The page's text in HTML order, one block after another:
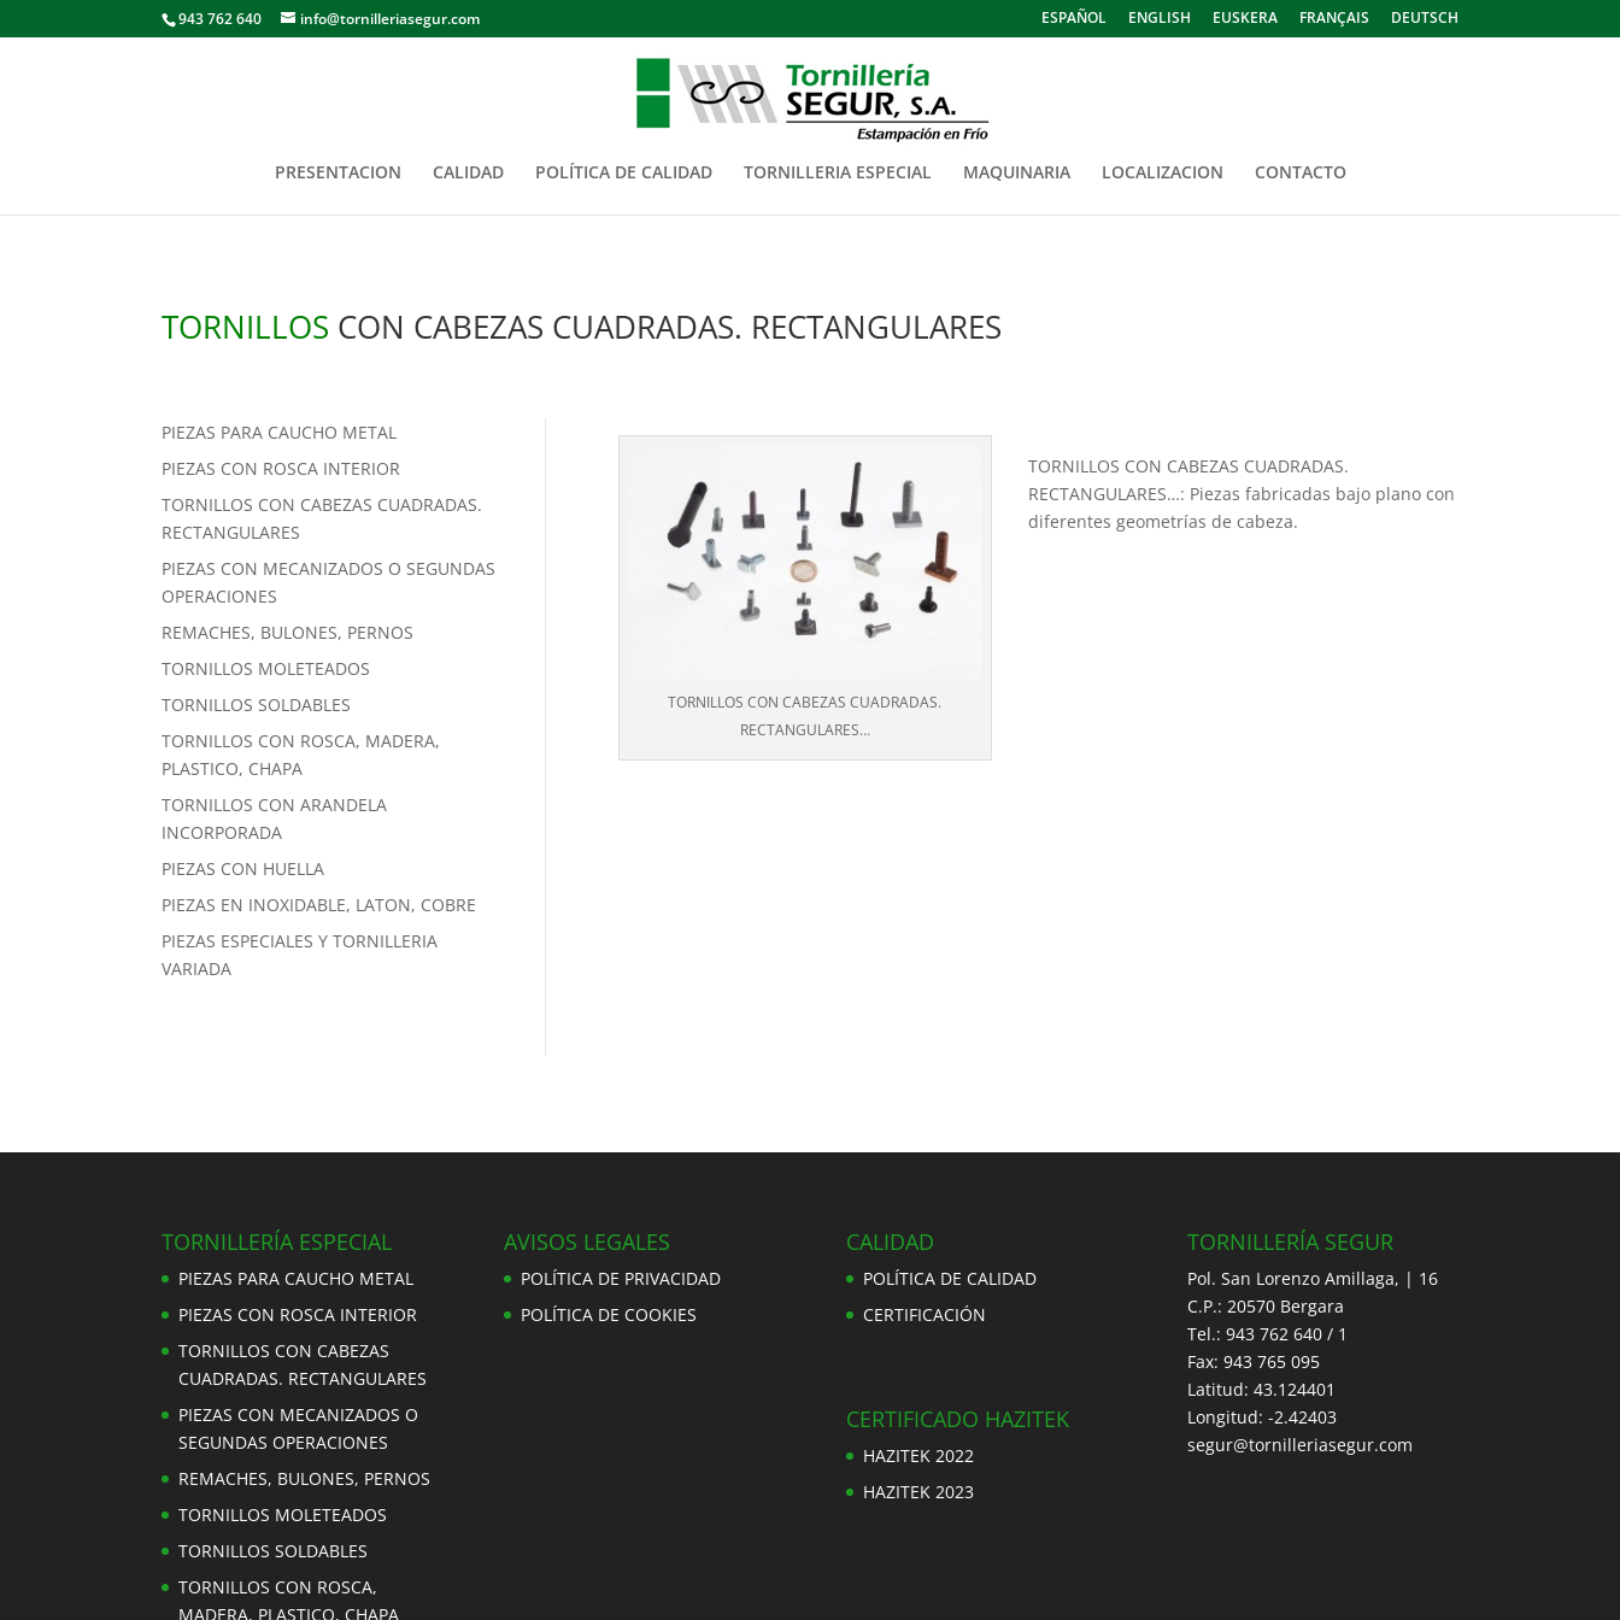
943 762 640 info@tornilleriasegur.com ESPAÑOL ENGLISH EUSKERA FRANÇAIS DEUTSCH
PRESENTACION CALIDAD POLÍTICA DE CALIDAD TORNILLERIA ESPECIAL MAQUINARIA LOCALIZACION CONTACTO
TORNILLOS CON CABEZAS CUADRADAS. RECTANGULARES
PIEZAS PARA CAUCHO METAL
PIEZAS CON ROSCA INTERIOR
TORNILLOS CON CABEZAS CUADRADAS.
RECTANGULARES
PIEZAS CON MECANIZADOS O SEGUNDAS
OPERACIONES
REMACHES, BULONES, PERNOS
TORNILLOS MOLETEADOS
TORNILLOS SOLDABLES
TORNILLOS CON ROSCA, MADERA,
PLASTICO, CHAPA
TORNILLOS CON ARANDELA
INCORPORADA
PIEZAS CON HUELLA
PIEZAS EN INOXIDABLE, LATON, COBRE
PIEZAS ESPECIALES Y TORNILLERIA
VARIADA
TORNILLOS CON CABEZAS CUADRADAS.
RECTANGULARES…
TORNILLOS CON CABEZAS CUADRADAS.
RECTANGULARES…: Piezas fabricadas bajo plano con
diferentes geometrías de cabeza.
TORNILLERÍA ESPECIAL
PIEZAS PARA CAUCHO METAL
PIEZAS CON ROSCA INTERIOR
TORNILLOS CON CABEZAS
CUADRADAS. RECTANGULARES
PIEZAS CON MECANIZADOS O
SEGUNDAS OPERACIONES
REMACHES, BULONES, PERNOS
TORNILLOS MOLETEADOS
TORNILLOS SOLDABLES
TORNILLOS CON ROSCA,
MADERA, PLASTICO, CHAPA
AVISOS LEGALES
POLÍTICA DE PRIVACIDAD
POLÍTICA DE COOKIES
CALIDAD
POLÍTICA DE CALIDAD
CERTIFICACIÓN
CERTIFICADO HAZITEK
HAZITEK 2022
HAZITEK 2023
TORNILLERÍA SEGUR
Pol. San Lorenzo Amillaga, | 16
C.P.: 20570 Bergara
Tel.: 943 762 640 / 1
Fax: 943 765 095
Latitud: 43.124401
Longitud: -2.42403
segur@tornilleriasegur.com